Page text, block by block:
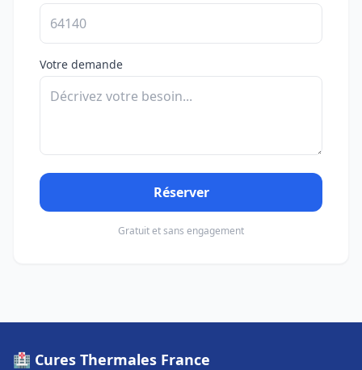
Votre demande
Réserver
Gratuit et sans engagement
🏥 Cures Thermales France